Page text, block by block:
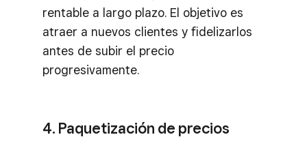
rentable a largo plazo. El objetivo es
atraer a nuevos clientes y fidelizarlos
antes de subir el precio
progresivamente.
4. Paquetización de precios